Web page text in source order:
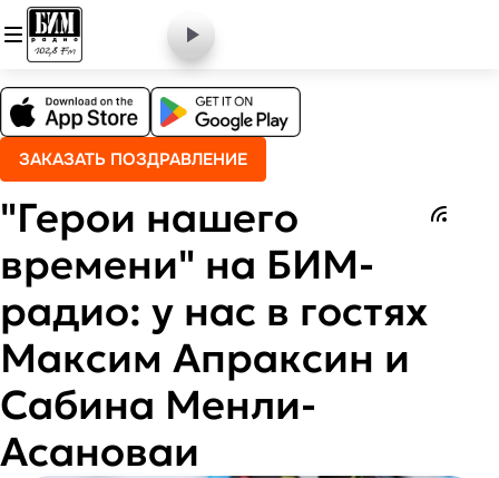
ЗАКАЗАТЬ ПОЗДРАВЛЕНИЕ
"Герои нашего
времени" на БИМ-
радио: у нас в гостях
Максим Апраксин и
Сабина Менли-
Асановаи